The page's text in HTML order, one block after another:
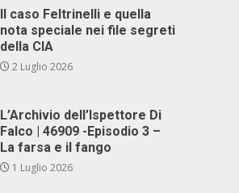
Il caso Feltrinelli e quella
nota speciale nei file segreti
della CIA
2 Luglio 2026
L’Archivio dell’Ispettore Di
Falco | 46909 -Episodio 3 –
La farsa e il fango
1 Luglio 2026